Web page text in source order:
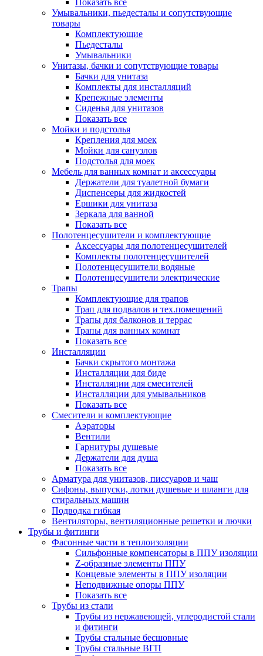
Показать все
Умывальники, пьедесталы и сопутствующие
товары
Комплектующие
Пьедесталы
Умывальники
Унитазы, бачки и сопутствующие товары
Бачки для унитаза
Комплекты для инсталляций
Крепежные элементы
Сиденья для унитазов
Показать все
Мойки и подстолья
Крепления для моек
Мойки для санузлов
Подстолья для моек
Мебель для ванных комнат и аксессуары
Держатели для туалетной бумаги
Диспенсеры для жидкостей
Ершики для унитаза
Зеркала для ванной
Показать все
Полотенцесушители и комплектующие
Аксессуары для полотенцесушителей
Комплекты полотенцесушителей
Полотенцесушители водяные
Полотенцесушители электрические
Трапы
Комплектующие для трапов
Трап для подвалов и тех.помещений
Трапы для балконов и террас
Трапы для ванных комнат
Показать все
Инсталляции
Бачки скрытого монтажа
Инсталляции для биде
Инсталляции для смесителей
Инсталляции для умывальников
Показать все
Смесители и комплектующие
Аэраторы
Вентили
Гарнитуры душевые
Держатели для душа
Показать все
Арматура для унитазов, писсуаров и чаш
Сифоны, выпуски, лотки душевые и шланги для
стиральных машин
Подводка гибкая
Вентиляторы, вентиляционные решетки и лючки
Трубы и фитинги
Фасонные части в теплоизоляции
Cильфонные компенсаторы в ППУ изоляции
Z-образные элементы ППУ
Концевые элементы в ППУ изоляции
Неподвижные опоры ППУ
Показать все
Трубы из стали
Трубы из нержавеющей, углеродистой стали
и фитинги
Трубы стальные бесшовные
Трубы стальные ВГП